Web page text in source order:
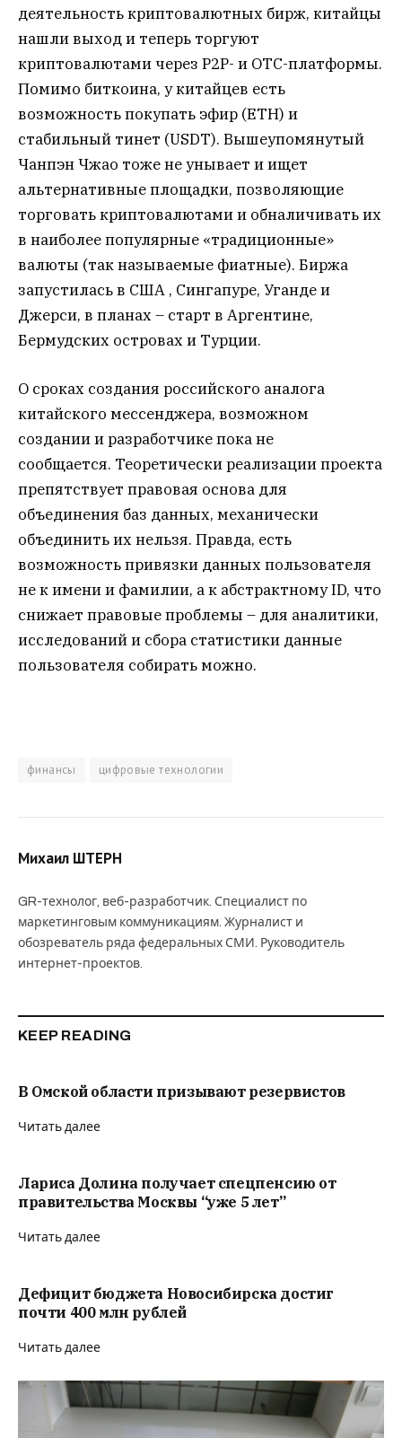
деятельность криптовалютных бирж, китайцы
нашли выход и теперь торгуют
криптовалютами через P2P- и OTC-платформы.
Помимо биткоина, у китайцев есть
возможность покупать эфир (ETH) и
стабильный тинет (USDT). Вышеупомянутый
Чанпэн Чжао тоже не унывает и ищет
альтернативные площадки, позволяющие
торговать криптовалютами и обналичивать их
в наиболее популярные «традиционные»
валюты (так называемые фиатные). Биржа
запустилась в США , Сингапуре, Уганде и
Джерси, в планах – старт в Аргентине,
Бермудских островах и Турции.
О сроках создания российского аналога
китайского мессенджера, возможном
создании и разработчике пока не
сообщается. Теоретически реализации проекта
препятствует правовая основа для
объединения баз данных, механически
объединить их нельзя. Правда, есть
возможность привязки данных пользователя
не к имени и фамилии, а к абстрактному ID, что
снижает правовые проблемы – для аналитики,
исследований и сбора статистики данные
пользователя собирать можно.
финансы цифровые технологии
Михаил ШТЕРН
GR-технолог, веб-разработчик. Специалист по
маркетинговым коммуникациям. Журналист и
обозреватель ряда федеральных СМИ. Руководитель
интернет-проектов.
KEEP READING
В Омской области призывают резервистов
Читать далее
Лариса Долина получает спецпенсию от
правительства Москвы “уже 5 лет”
Читать далее
Дефицит бюджета Новосибирска достиг
почти 400 млн рублей
Читать далее